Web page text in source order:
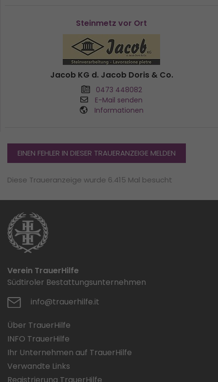
Steinmetz vor Ort
Jacob KG d. Jacob Doris & Co.
0473 448082
E-Mail senden
Informationen
EINEN FEHLER IN DIESER TRAUERANZEIGE MELDEN
Diese Traueranzeige wurde 6.415 Mal besucht
Verein TrauerHilfe
Südtiroler Bestattungsunternehmen
info@trauerhilfe.it
Über TrauerHilfe
INFO TrauerHilfe
Ihr Unternehmen auf TrauerHilfe
Verwandte Links